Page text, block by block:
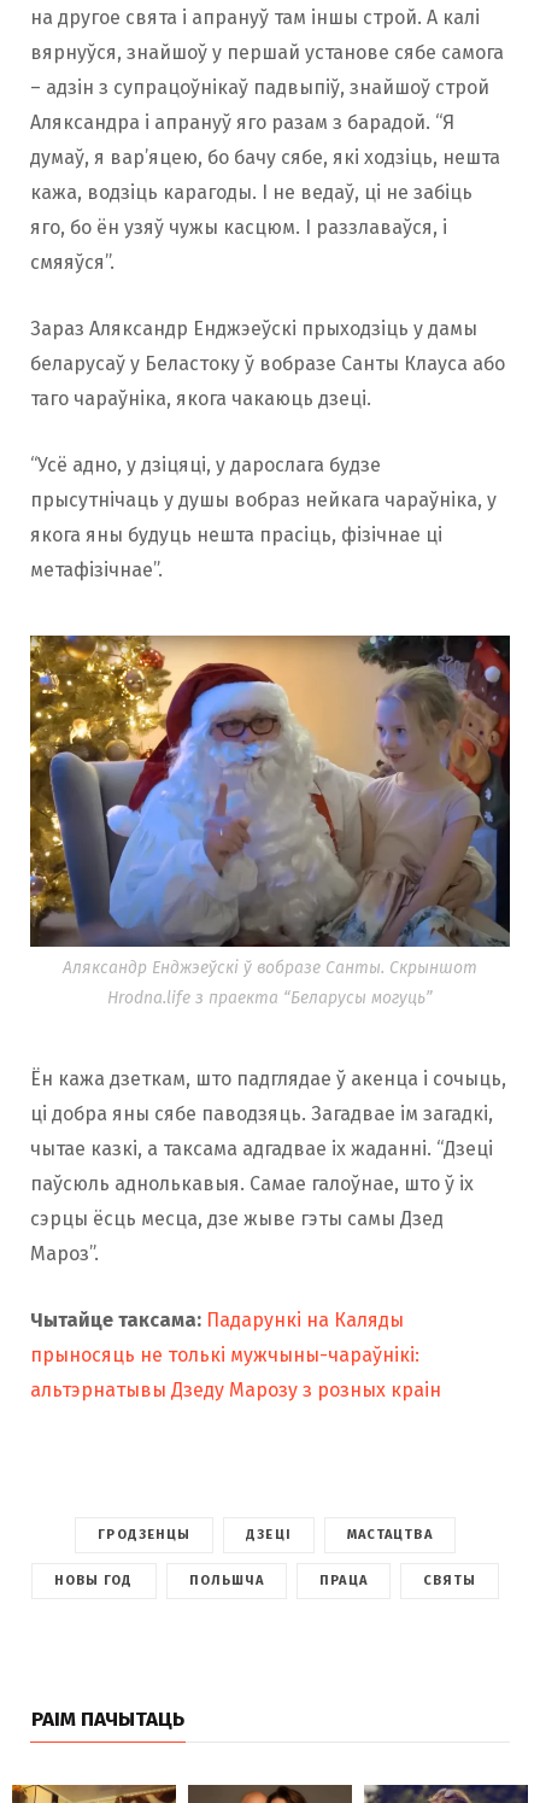
на другое свята і апрануў там іншы строй. А калі
вярнуўся, знайшоў у першай установе сябе самога
– адзін з супрацоўнікаў падвыпіў, знайшоў строй
Аляксандра і апрануў яго разам з барадой. “Я
думаў, я вар’яцею, бо бачу сябе, які ходзіць, нешта
кажа, водзіць карагоды. І не ведаў, ці не забіць
яго, бо ён узяў чужы касцюм. І раззлаваўся, і
смяяўся”.
Зараз Аляксандр Енджэеўскі прыходзіць у дамы
беларусаў у Беластоку ў вобразе Санты Клауса або
таго чараўніка, якога чакаюць дзеці.
“Усё адно, у дзіцяці, у дарослага будзе
прысутнічаць у душы вобраз нейкага чараўніка, у
якога яны будуць нешта прасіць, фізічнае ці
метафізічнае”.
Аляксандр Енджэеўскі ў вобразе Санты. Скрыншот
Hrodna.life з праекта “Беларусы могуць”
Ён кажа дзеткам, што падглядае ў акенца і сочыць,
ці добра яны сябе паводзяць. Загадвае ім загадкі,
чытае казкі, а таксама адгадвае іх жаданні. “Дзеці
паўсюль аднолькавыя. Самае галоўнае, што ў іх
сэрцы ёсць месца, дзе жыве гэты самы Дзед
Мароз”.
Чытайце таксама: Падарункі на Каляды
прыносяць не толькі мужчыны-чараўнікі:
альтэрнатывы Дзеду Марозу з розных краін
ГРОДЗЕНЦЫ ДЗЕЦІ МАСТАЦТВА
НОВЫ ГОД ПОЛЬШЧА ПРАЦА СВЯТЫ
РАІМ ПАЧЫТАЦЬ